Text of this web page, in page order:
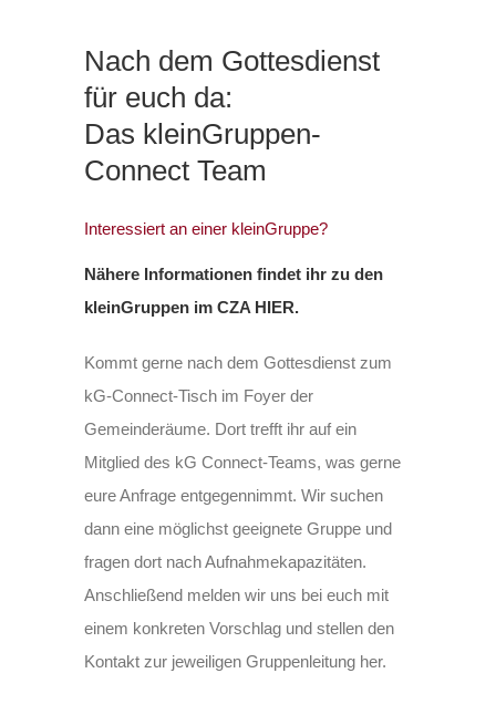
Nach dem Gottesdienst
für euch da:
Das kleinGruppen-
Connect Team
Interessiert an einer kleinGruppe?
Nähere Informationen findet ihr zu den
kleinGruppen im CZA HIER.
Kommt gerne nach dem Gottesdienst zum
kG-Connect-Tisch im Foyer der
Gemeinderäume. Dort trefft ihr auf ein
Mitglied des kG Connect-Teams, was gerne
eure Anfrage entgegennimmt. Wir suchen
dann eine möglichst geeignete Gruppe und
fragen dort nach Aufnahmekapazitäten.
Anschließend melden wir uns bei euch mit
einem konkreten Vorschlag und stellen den
Kontakt zur jeweiligen Gruppenleitung her.